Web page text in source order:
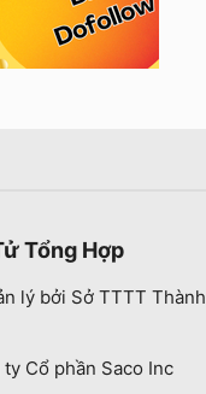
Tổng Hợp
lý bởi Sở TTTT
ty Cổ phần Saco Inc